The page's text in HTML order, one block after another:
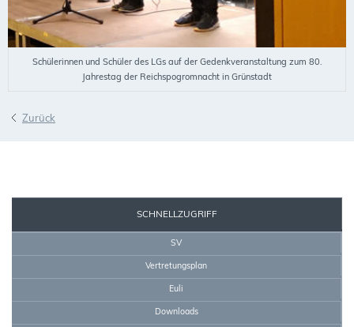
Schülerinnen und Schüler des LGs auf der Gedenkveranstaltung zum 80.
Jahrestag der Reichspogromnacht in Grünstadt
Zurück
SCHNELLZUGRIFF
SV
Vertretungsplan
Euli
Downloads